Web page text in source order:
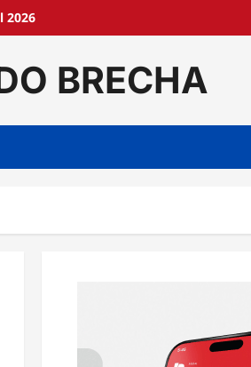
2026
BRECHA